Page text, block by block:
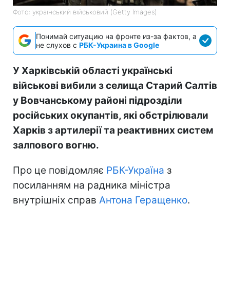
Фото: український військовий (Getty Images)
Понимай ситуацию на фронте из-за фактов, а
не слухов с РБК-Украина в Google
У Харківській області українські
військові вибили з селища Старий Салтів
у Вовчанському районі підрозділи
російських окупантів, які обстрілювали
Харків з артилерії та реактивних систем
залпового вогню.
Про це повідомляє РБК-Україна з
посиланням на радника міністра
внутрішніх справ Антона Геращенко.